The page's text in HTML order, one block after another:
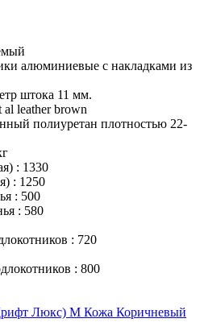
алюминиевые с накладками из
штока 11 мм.
al leather brown
полиуретан плотностью 22-
: 1330
: 1250
: 500
: 580
: 720
: 800
Люкс) M Кожа Коричневый